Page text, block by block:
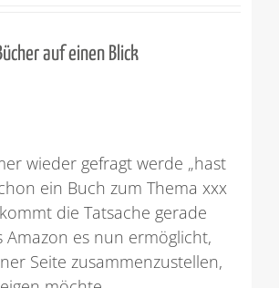
auf einen Blick
wieder gefragt werde „hast
ein Buch zum Thema xxx
die Tatsache gerade
Amazon es nun ermöglicht,
Seite zusammenzustellen,